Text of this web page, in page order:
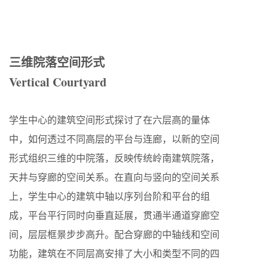
三维院落空间形式
Vertical Courtyard
学生中心的建筑空间形式探讨了在六层高的量体
中，如何透过不同高层的平台与连廊，以新的空间
形式组织三维的中院落，反映传统岭南建筑院落，
天井与穿廊的空间关系。在直向与竖向的空间关系
上，学生中心的建筑中轴以序列台阶和平台的组
成，平台平行同时向垂直延展，贯通半通道穿廊空
间，层层框景步步高升。配合穿廊的中轴线和空间
功能，建筑在不同层高安排了大小和类型不同的四